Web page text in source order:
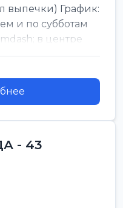
выпечки) График:
и по субботам
в центре
- 43